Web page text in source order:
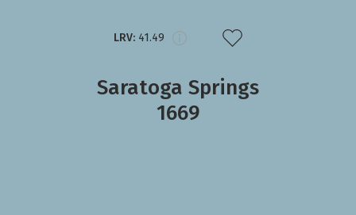
LRV: 41.49
Saratoga Springs
1669